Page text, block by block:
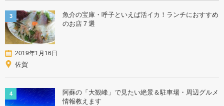
3
魚介の宝庫・呼子といえば活イカ！ランチにおすすめ
のお店７選
2019年1月16日
佐賀
4
阿蘇の「大観峰」で見たい絶景＆駐車場・周辺グルメ
情報教えます